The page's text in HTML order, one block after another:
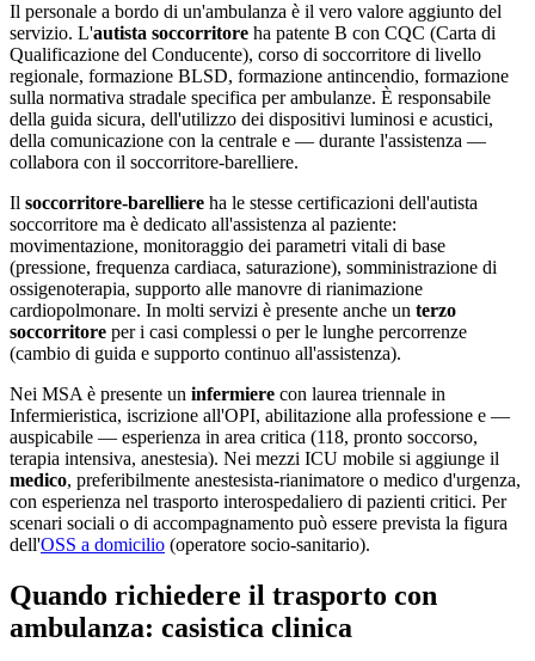
Il personale a bordo di un'ambulanza è il vero valore aggiunto del
servizio. L'autista soccorritore ha patente B con CQC (Carta di
Qualificazione del Conducente), corso di soccorritore di livello
regionale, formazione BLSD, formazione antincendio, formazione
sulla normativa stradale specifica per ambulanze. È responsabile
della guida sicura, dell'utilizzo dei dispositivi luminosi e acustici,
della comunicazione con la centrale e — durante l'assistenza —
collabora con il soccorritore-barelliere.
Il soccorritore-barelliere ha le stesse certificazioni dell'autista
soccorritore ma è dedicato all'assistenza al paziente:
movimentazione, monitoraggio dei parametri vitali di base
(pressione, frequenza cardiaca, saturazione), somministrazione di
ossigenoterapia, supporto alle manovre di rianimazione
cardiopolmonare. In molti servizi è presente anche un terzo
soccorritore per i casi complessi o per le lunghe percorrenze
(cambio di guida e supporto continuo all'assistenza).
Nei MSA è presente un infermiere con laurea triennale in
Infermieristica, iscrizione all'OPI, abilitazione alla professione e —
auspicabile — esperienza in area critica (118, pronto soccorso,
terapia intensiva, anestesia). Nei mezzi ICU mobile si aggiunge il
medico, preferibilmente anestesista-rianimatore o medico d'urgenza,
con esperienza nel trasporto interospedaliero di pazienti critici. Per
scenari sociali o di accompagnamento può essere prevista la figura
dell'OSS a domicilio (operatore socio-sanitario).
Quando richiedere il trasporto con
ambulanza: casistica clinica